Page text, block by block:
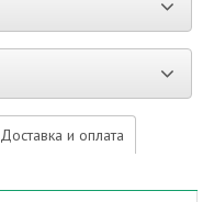
Доставка и оплата